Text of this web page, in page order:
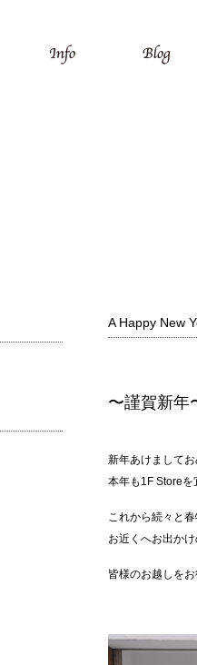
A Happy New
〜謹賀新年
新年あけまして
本年も1F Store
これから続々と
お近くへお出か
皆様のお越しを